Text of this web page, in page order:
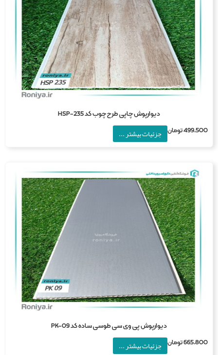
دیوارپوش چاپی طرح چوب کد HSP-235
تومان جزئیات بیشتر ...
دیوارپوش پی وی سی طوسی ساده کد PK-09
تومان جزئیات بیشتر ...